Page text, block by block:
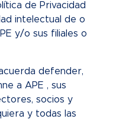
de Privacidad
intelectual de o
y/o sus filiales o
defender,
a APE , sus
socios y
y todas las